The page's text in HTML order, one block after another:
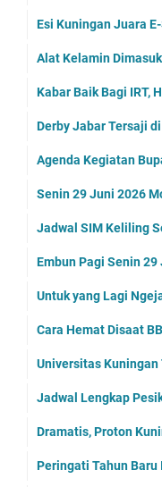
Esi Kuningan Juara
Alat Kelamin
Kabar Baik Bagi IRT,
Derby Jabar Tersaji
Agenda Kegiatan
Senin 29 Juni 2026
Jadwal SIM Keliling
Embun Pagi Senin
Untuk yang Lagi
Cara Hemat Disaat
Universitas Kuningan
Jadwal Lengkap
Dramatis, Proton
Peringati Tahun Baru